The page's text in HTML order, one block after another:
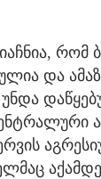
რომ
და
უნდა
აქამდე